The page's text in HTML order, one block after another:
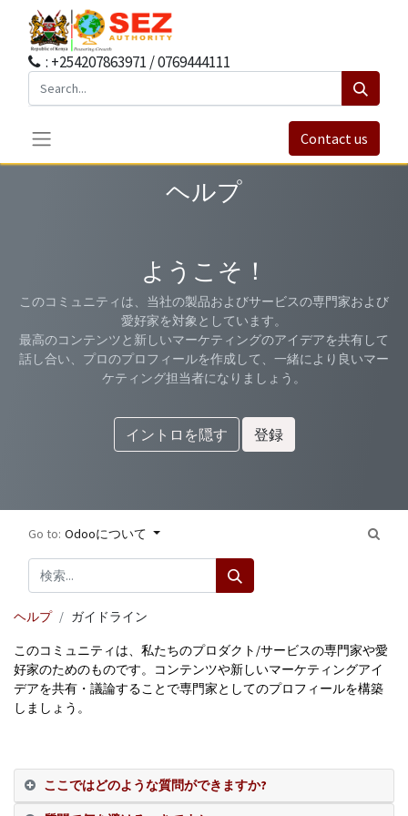
: +254207863971 / 0769444111
Contact us
ヘルプ
ようこそ！
このコミュニティは、当社の製品およびサービスの専門家および
愛好家を対象としています。
最高のコンテンツと新しいマーケティングのアイデアを共有して
話し合い、プロのプロフィールを作成して、一緒により良いマー
ケティング担当者になりましょう。
イントロを隠す 登録
Go to: Odooについて
ヘルプ ガイドライン
このコミュニティは、私たちのプロダクト/サービスの専門家や愛
好家のためのものです。コンテンツや新しいマーケティングアイ
デアを共有・議論することで専門家としてのプロフィールを構築
しましょう。
ここではどのような質問ができますか?